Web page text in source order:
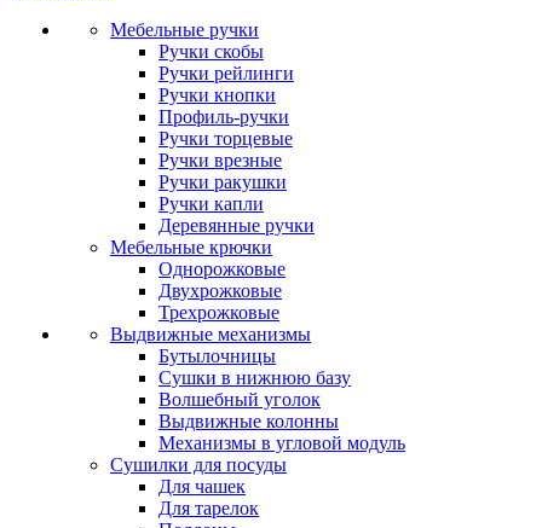
Мебельные ручки
Ручки скобы
Ручки рейлинги
Ручки кнопки
Профиль-ручки
Ручки торцевые
Ручки врезные
Ручки ракушки
Ручки капли
Деревянные ручки
Мебельные крючки
Однорожковые
Двухрожковые
Трехрожковые
Выдвижные механизмы
Бутылочницы
Сушки в нижнюю базу
Волшебный уголок
Выдвижные колонны
Механизмы в угловой модуль
Сушилки для посуды
Для чашек
Для тарелок